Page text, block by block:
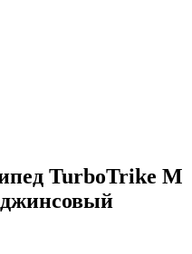
TurboTrike M
джинсовый